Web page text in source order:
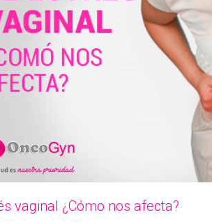
vaginal ¿Cómo nos afecta?